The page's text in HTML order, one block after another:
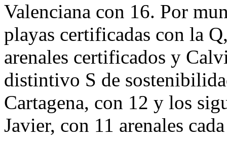
Valenciana con 16. Por
playas certificadas con la
arenales certificados y
distintivo S de
Cartagena, con 12 y los
Javier, con 11 arenales